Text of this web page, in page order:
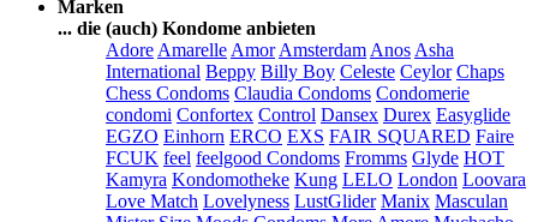
Marken
... die (auch) Kondome anbieten
Adore Amarelle Amor Amsterdam Anos Asha
International Beppy Billy Boy Celeste Ceylor Chaps
Chess Condoms Claudia Condoms Condomerie
condomi Confortex Control Dansex Durex Easyglide
EGZO Einhorn ERCO EXS FAIR SQUARED Faire
FCUK feel feelgood Condoms Fromms Glyde HOT
Kamyra Kondomotheke Kung LELO London Loovara
Love Match Lovelyness LustGlider Manix Masculan